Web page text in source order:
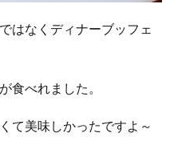
はなくディナーブッフェ
食べれました。
て美味しかったですよ～